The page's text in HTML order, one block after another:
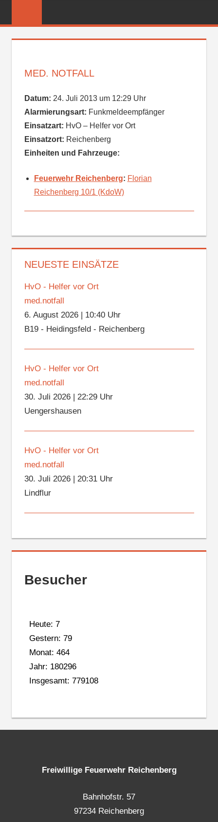
FEUERWEHR
MED. NOTFALL
Datum: 24. Juli 2013 um 12:29 Uhr
Alarmierungsart: Funkmeldeempfänger
Einsatzart: HvO – Helfer vor Ort
Einsatzort: Reichenberg
Einheiten und Fahrzeuge:
Feuerwehr Reichenberg: Florian
Reichenberg 10/1 (KdoW)
NEUESTE EINSÄTZE
HvO - Helfer vor Ort
med.notfall
6. August 2026| 10:40 Uhr
B19 - Heidingsfeld - Reichenberg
HvO - Helfer vor Ort
med.notfall
30. Juli 2026| 22:29 Uhr
Uengershausen
HvO - Helfer vor Ort
med.notfall
30. Juli 2026| 20:31 Uhr
Lindflur
Besucher
Heute: 7
Gestern: 79
Monat: 464
Jahr: 180296
Insgesamt: 779108
Freiwillige Feuerwehr Reichenberg
Bahnhofstr. 57
97234 Reichenberg